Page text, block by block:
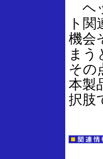
ヘ
ト
機会
まう
その
本製
択肢